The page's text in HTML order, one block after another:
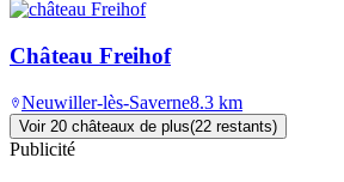
Château Freihof
Neuwiller-lès-Saverne8.3 km
Voir 20 châteaux de plus(22 restants)
Publicité